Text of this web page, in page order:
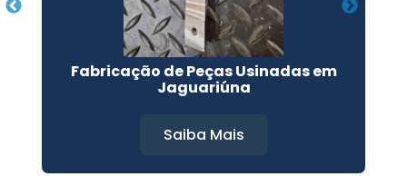
Fabricação de Peças Usinadas em
Jaguariúna
Saiba Mais